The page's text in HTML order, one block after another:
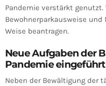
Pandemie verstärkt
Bewohnerparkausweise
Weise beantragen.
Neue Aufgaben der
Pandemie eingeführt
Neben der Bewältigung der